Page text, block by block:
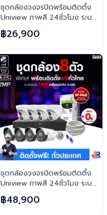
ชุดกล้องวงจรปิดพร้อมติดตั้ง
Uniview ภาพสี 24ชั่วโมง ระบบ
IP-PoE จำนวน 4 ตัว ความคม
ชัด 2MP บันทึกภาพพร้อมเสียง
และตอบโต้2ทิศทาง
฿26,900
ชุดกล้องวงจรปิดพร้อมติดตั้ง
Uniview ภาพสี 24ชั่วโมง ระบบ
IP-PoE จำนวน 8 ตัว ความคม
ชัด 2MP บันทึกภาพพร้อมเสียง
฿48,900